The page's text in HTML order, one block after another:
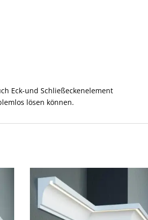
Eck-und Schließeckenelement
lösen können.